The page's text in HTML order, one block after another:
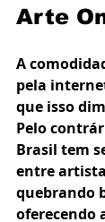
Arte
A
pela
que isso
Pelo
Brasil tem
entre
quebrando
oferecendo